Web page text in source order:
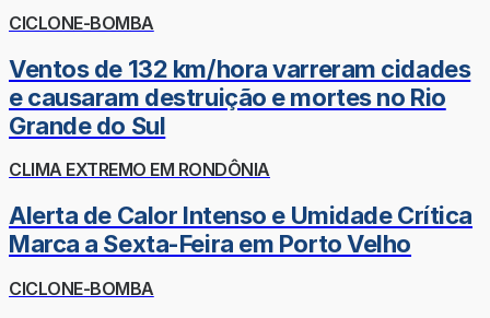
CICLONE-BOMBA
Ventos de 132 km/hora varreram cidades
e causaram destruição e mortes no Rio
Grande do Sul
CLIMA EXTREMO EM RONDÔNIA
Alerta de Calor Intenso e Umidade Crítica
Marca a Sexta-Feira em Porto Velho
CICLONE-BOMBA